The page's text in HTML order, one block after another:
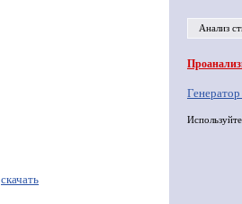
скачать
Анализ
Используйте